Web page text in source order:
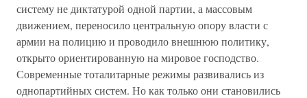
систему не диктатурой одной партии, а массовым
движением, переносило центральную опору власти с
армии на полицию и проводило внешнюю политику,
открыто ориентированную на мировое господство.
Современные тоталитарные режимы развивались из
однопартийных систем. Но как только они становились